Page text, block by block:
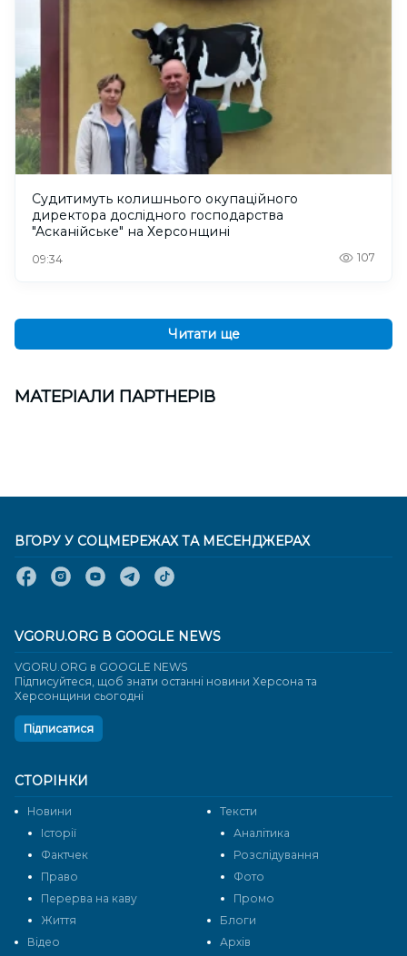
Судитимуть колишнього окупаційного
директора дослідного господарства
"Асканійське" на Херсонщині
09:34 107
Читати ще
МАТЕРІАЛИ ПАРТНЕРІВ
СТОРІНКИ
Новини
Тексти
Історії
Аналітика
Фактчек
Розслідування
Право
Фото
Перерва на каву
Промо
Життя
Блоги
Відео
Архів
ВГОРУ У СОЦМЕРЕЖАХ ТА МЕСЕНДЖЕРАХ
VGORU.ORG В GOOGLE NEWS
VGORU.ORG в GOOGLE NEWS
Підписуйтеся, щоб знати останні новини Херсона та
Херсонщини сьогодні
Підписатися